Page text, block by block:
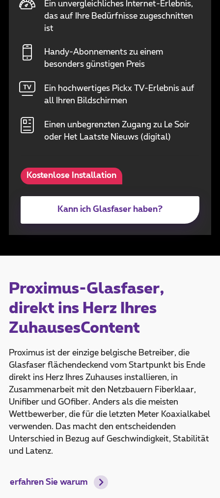
Ein unvergleichliches Internet-Erlebnis,
das auf Ihre Bedürfnisse zugeschnitten
ist
Handy-Abonnements zu einem
besonders günstigen Preis
Ein hochwertiges Pickx TV-Erlebnis auf
all Ihren Bildschirmen
Einen unbegrenzten Zugang zu Le Soir
oder Het Laatste Nieuws (digital)
Kostenlose Installation
Kann ich Glasfaser haben?
Proximus-Glasfaser,
direkt ins Herz Ihres
ZuhausesContent
Proximus ist der einzige belgische Betreiber, die
Glasfaser flächendeckend vom Startpunkt bis Ende
direkt ins Herz Ihres Zuhauses installieren, in
Zusammenarbeit mit den Netzbauern Fiberklaar,
Unifiber und GOfiber. Anders als die meisten
Wettbewerber, die für die letzten Meter Koaxialkabel
verwenden. Das macht den entscheidenden
Unterschied in Bezug auf Geschwindigkeit, Stabilität
und Latenz.
erfahren Sie warum